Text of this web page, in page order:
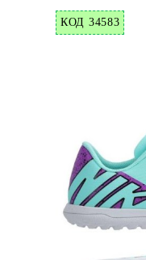
КОД 34583